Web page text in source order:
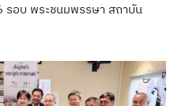
รอบ พระชนมพรรษา สถาบัน